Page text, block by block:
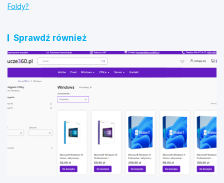
Foldy?
Sprawdź również